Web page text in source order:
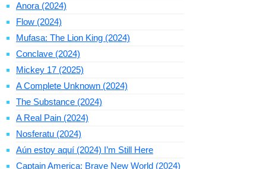
Anora (2024)
Flow (2024)
Mufasa: The Lion King (2024)
Conclave (2024)
Mickey 17 (2025)
A Complete Unknown (2024)
The Substance (2024)
A Real Pain (2024)
Nosferatu (2024)
Aún estoy aquí (2024) I’m Still Here
Captain America: Brave New World (2024)